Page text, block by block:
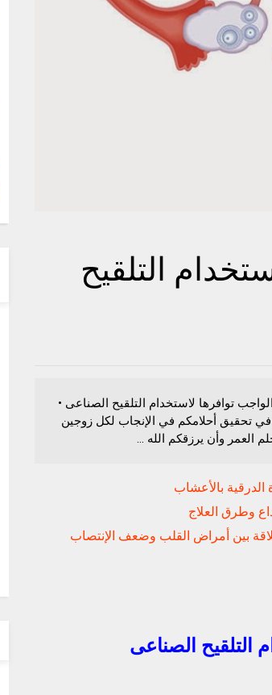
التلقيح
توافرها لاستخدام التلقيح الصناعى •
تحقيق أحلامكم في الإنجاب لكل زوجين
العمر وأن يرزقكم الله ...
الدرقية بالأعشاب
وطرق العلاج
بين أمراض القلب وضعف الإنتصاب
التلقيح الصناعى